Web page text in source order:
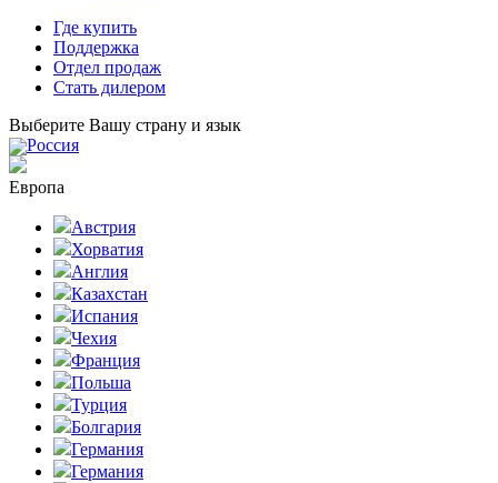
Где купить
Поддержка
Отдел продаж
Стать дилером
Выберите Вашу страну и язык
Россия
Европа
Австрия
Хорватия
Англия
Казахстан
Испания
Чехия
Франция
Польша
Турция
Болгария
Германия
Германия